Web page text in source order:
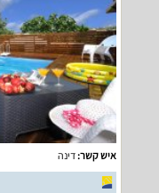
איש קשר:דינה